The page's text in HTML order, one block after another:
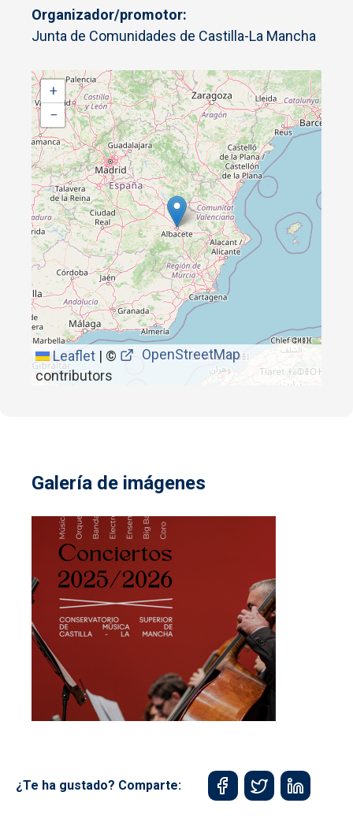
Organizador/promotor
Junta de Comunidades de Castilla-La Mancha
+
−
Leaflet | ©
OpenStreetMap
contributors
Galería de imágenes
¿Te ha gustado? Comparte: